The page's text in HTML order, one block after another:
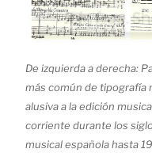
De izquierda a derecha:
más común de tipografía
alusiva a la edición
corriente durante los
musical española hasta